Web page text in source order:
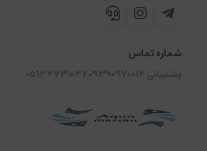
شماره تماس
پشتیبانی 09390970014
05132731032